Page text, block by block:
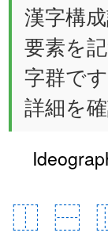
漢字構
要素を
字群で
詳細を
⿰ ⿱